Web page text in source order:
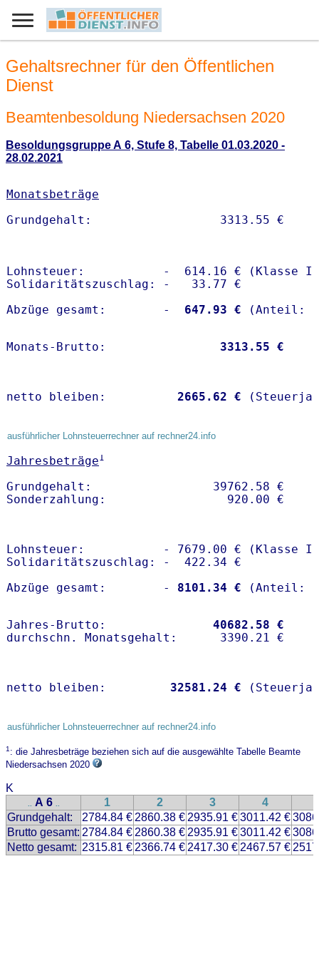
Gehaltsrechner für den Öffentlichen
Dienst
Beamtenbesoldung Niedersachsen 2020
Besoldungsgruppe A 6, Stufe 8, Tabelle 01.03.2020 -
28.02.2021
Monatsbeträge
Lohnsteuer:           -  614.16 € (Klasse I)
Solidaritätszuschlag: -   33.77 €
Abzüge gesamt:        -
  647.93 €
Monats-Brutto: 3313.55 €
netto bleiben: 2665.62 €
ausführlicher Lohnsteuerrechner auf rechner24.info
Jahresbeträge1
Grundgehalt:                 39762.58 €
Lohnsteuer:           - 7679.00 € (Klasse I)
Solidaritätszuschlag: -  422.34 €
Abzüge gesamt:        -
8101.34 €
Jahres-Brutto: 40682.58 €
netto bleiben: 32581.24 €
ausführlicher Lohnsteuerrechner auf rechner24.info
1: die Jahresbeträge beziehen sich auf die ausgewählte Tabelle Beamte
Niedersachsen 2020
K
.. A 6 .. 1 2 3 4
Grundgehalt:
2784.84 € 2860.38 € 2935.91 €3011.42 €
Brutto gesamt: 2784.84 € 2860.38 € 2935.91 €3011.42 €
Netto gesamt: 2315.81 € 2366.74 € 2417.30 € 2467.57 €